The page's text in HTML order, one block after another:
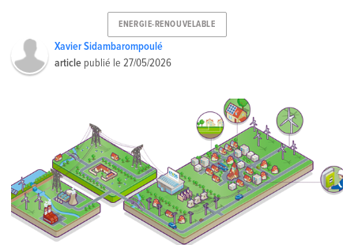
ENERGIE-RENOUVELABLE
Xavier Sidambarompoulé
article publié le27/05/2026